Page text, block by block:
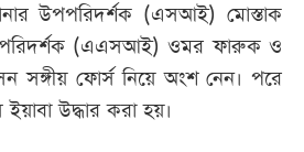
উপপরিদর্শক (এসআই) মোস্তাক
(এএসআই) ওমর ফারুক ও
সঙ্গীয় ফোর্স নিয়ে অংশ নেন। পরে
উদ্ধার করা হয়।